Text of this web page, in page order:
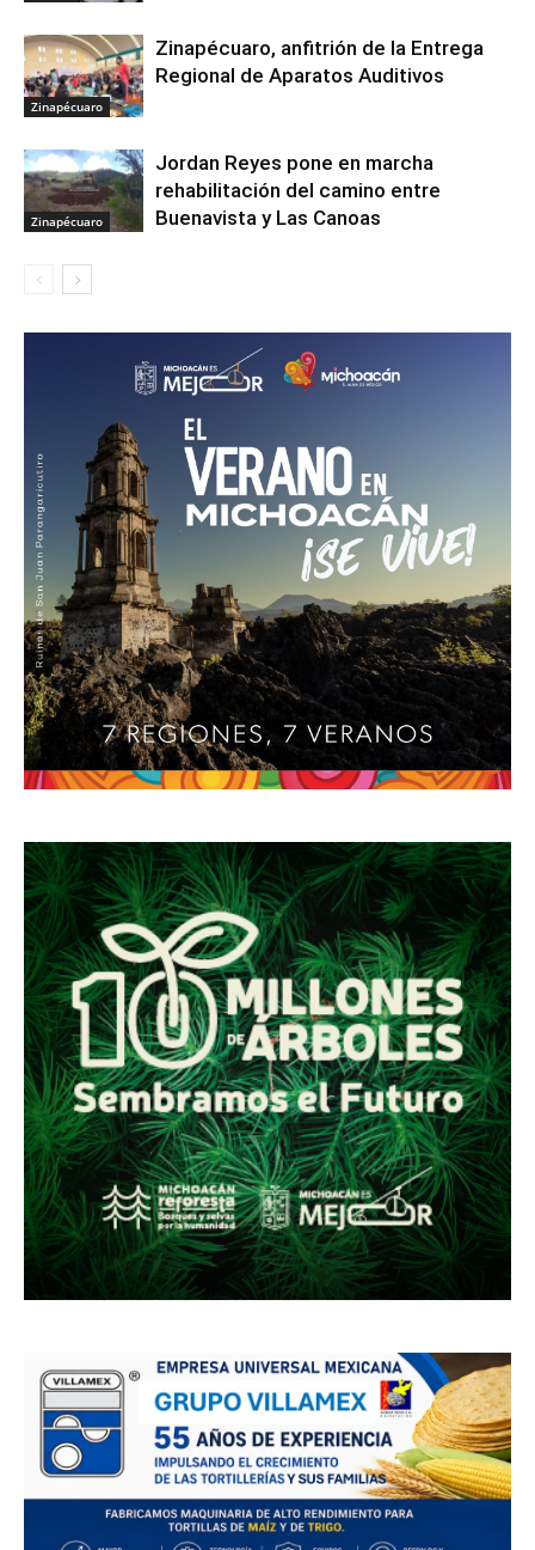
Zinapécuaro
Zinapécuaro, anfitrión de la Entrega
Regional de Aparatos Auditivos
Zinapécuaro
Jordan Reyes pone en marcha
rehabilitación del camino entre
Buenavista y Las Canoas